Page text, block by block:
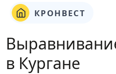
КРОНВЕСТ
в Кургане